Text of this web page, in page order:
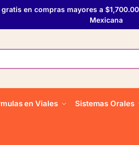
gratis en compras mayores a
Mexicana
en Viales Sistemas Orales